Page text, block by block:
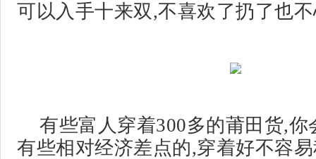
可以入手十来双,不喜欢了扔了也
有些富人穿着300多的莆田货,你
有些相对经济差点的,穿着好不容